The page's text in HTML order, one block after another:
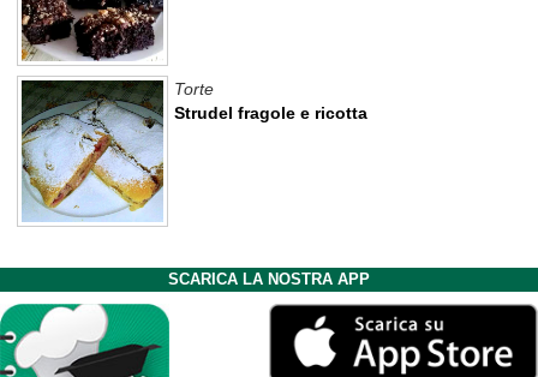
Strudel fragole e ricotta
Torte
SCARICA LA NOSTRA APP